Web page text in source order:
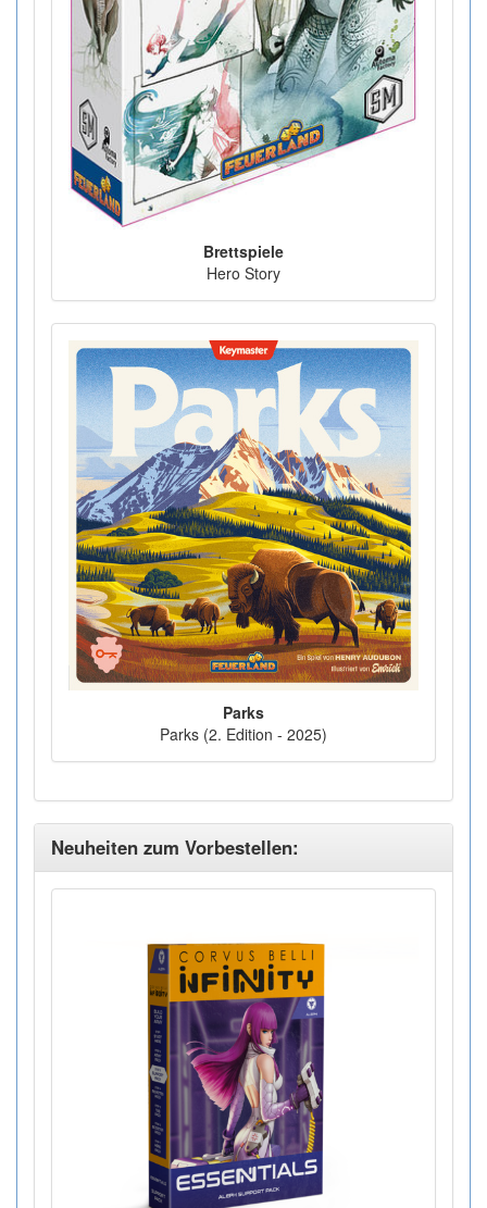
Brettspiele
Hero Story
Parks
Parks (2. Edition - 2025)
Neuheiten zum Vorbestellen: